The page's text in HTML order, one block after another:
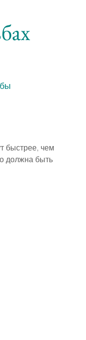
быстрее, чем
должна быть